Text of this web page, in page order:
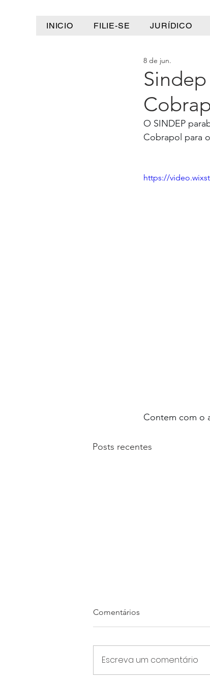
INICIO FILIE-SE JURÍDICO
8 de jun.
O SINDEP
Cobrapol para
https://
Contem com o
Posts recentes
Comentários
Escreva um comentário